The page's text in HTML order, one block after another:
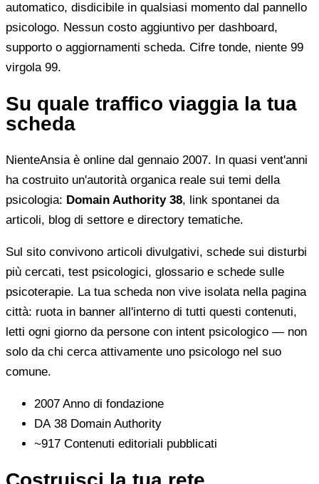
automatico, disdicibile in qualsiasi momento dal pannello
psicologo. Nessun costo aggiuntivo per dashboard,
supporto o aggiornamenti scheda. Cifre tonde, niente 99
virgola 99.
Su quale traffico viaggia la tua
scheda
NienteAnsia è online dal gennaio 2007. In quasi vent'anni
ha costruito un'autorità organica reale sui temi della
psicologia: Domain Authority 38, link spontanei da
articoli, blog di settore e directory tematiche.
Sul sito convivono articoli divulgativi, schede sui disturbi
più cercati, test psicologici, glossario e schede sulle
psicoterapie. La tua scheda non vive isolata nella pagina
città: ruota in banner all'interno di tutti questi contenuti,
letti ogni giorno da persone con intent psicologico — non
solo da chi cerca attivamente uno psicologo nel suo
comune.
2007 Anno di fondazione
DA 38 Domain Authority
~917 Contenuti editoriali pubblicati